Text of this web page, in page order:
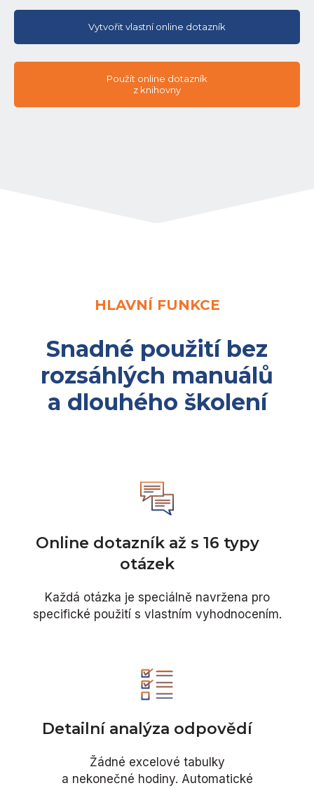
Vytvořit vlastní online dotazník
Použít online dotazník
z knihovny
HLAVNÍ FUNKCE
Snadné použití bez
rozsáhlých manuálů
a dlouhého školení
Online dotazník až s 16 typy
otázek
Každá otázka je speciálně navržena pro
specifické použití s vlastním vyhodnocením.
Detailní analýza odpovědí
Žádné excelové tabulky
a nekonečné hodiny. Automatické